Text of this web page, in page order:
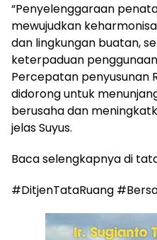
“Penyelenggaraan
mewujudkan
dan lingkungan buatan,
keterpaduan
Percepatan penyusunan
didorong untuk
berusaha dan
jelas Suyus.
Baca selengkapnya di
#DitjenTataRuang